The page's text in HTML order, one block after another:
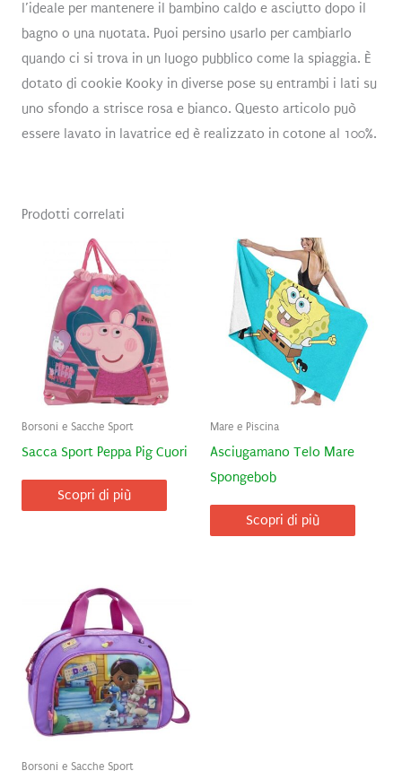
l’ideale per mantenere il bambino caldo e asciutto dopo il
bagno o una nuotata. Puoi persino usarlo per cambiarlo
quando ci si trova in un luogo pubblico come la spiaggia. È
dotato di cookie Kooky in diverse pose su entrambi i lati su
uno sfondo a strisce rosa e bianco. Questo articolo può
essere lavato in lavatrice ed è realizzato in cotone al 100%.
Prodotti correlati
Borsoni e Sacche Sport
Sacca Sport Peppa Pig Cuori
Scopri di più
Mare e Piscina
Asciugamano Telo Mare
Spongebob
Scopri di più
Borsoni e Sacche Sport